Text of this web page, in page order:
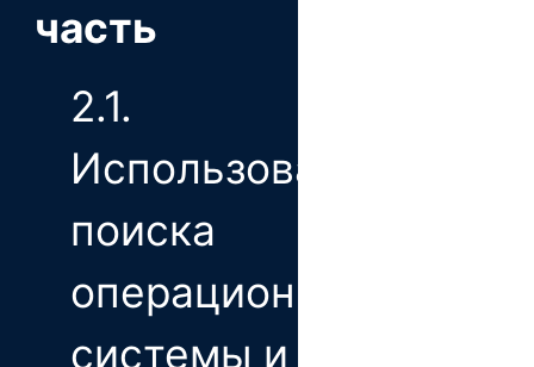
часть
2.1.
Использование
поиска
операционной
системы и